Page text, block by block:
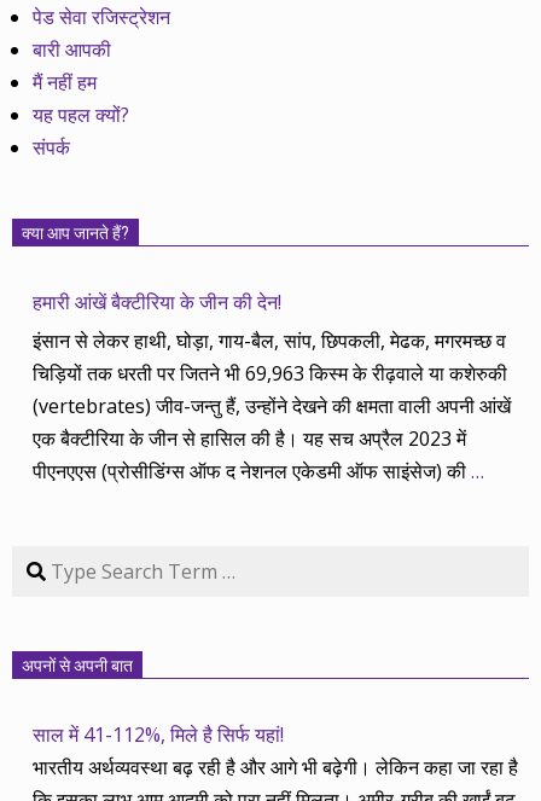
पेड सेवा रजिस्ट्रेशन
बारी आपकी
मैं नहीं हम
यह पहल क्यों?
संपर्क
क्या आप जानते हैं?
हमारी आंखें बैक्टीरिया के जीन की देन!
इंसान से लेकर हाथी, घोड़ा, गाय-बैल, सांप, छिपकली, मेढक, मगरमच्छ व
चिड़ियों तक धरती पर जितने भी 69,963 किस्म के रीढ़वाले या कशेरुकी
(vertebrates) जीव-जन्तु हैं, उन्होंने देखने की क्षमता वाली अपनी आंखें
एक बैक्टीरिया के जीन से हासिल की है। यह सच अप्रैल 2023 में
पीएनएएस (प्रोसीडिंग्स ऑफ द नेशनल एकेडमी ऑफ साइंसेज) की…
Search
अपनों से अपनी बात
साल में 41-112%, मिले है सिर्फ यहां!
भारतीय अर्थव्यवस्था बढ़ रही है और आगे भी बढ़ेगी। लेकिन कहा जा रहा है